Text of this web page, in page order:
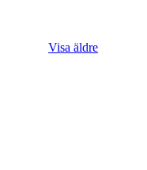
Visa äldre